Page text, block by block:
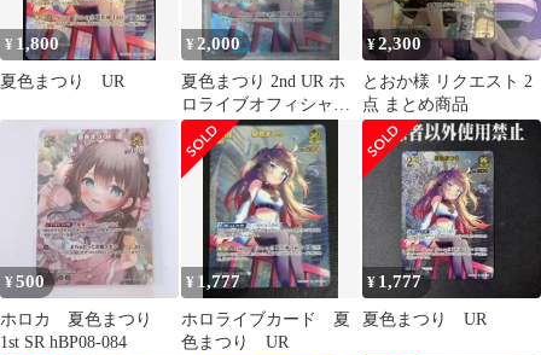
¥ 1,800
夏色まつり UR
¥ 2,000
夏色まつり 2nd UR ホ
ロライブオフィシャル
カードゲーム
¥2,300
とおか様 リクエスト 2
点 まとめ商品
¥500
ホロカ 夏色まつり
1st SR hBP08-084
¥ 1,777
ホロライブカード 夏
色まつり UR
¥ 1,777
夏色まつり UR